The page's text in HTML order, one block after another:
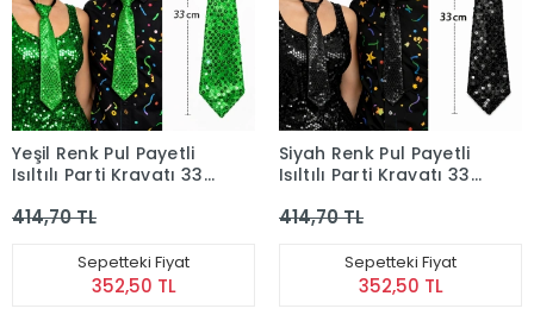
Yeşil Renk Pul Payetli
Işıltılı Parti Kravatı 33
414,70 TL
Sepetteki Fiyat
352,50 TL
Siyah Renk Pul Payetli
Işıltılı Parti Kravatı 33
414,70 TL
Sepetteki Fiyat
352,50 TL